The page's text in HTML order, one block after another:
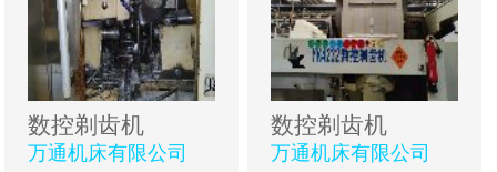
数控剃齿机
万通机床有限公司
数控剃齿机
万通机床有限公司